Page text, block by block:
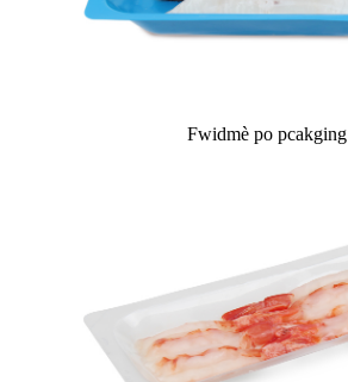
Fwidmè po pcakging